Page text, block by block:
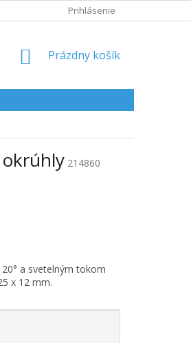
Prihlásenie
NÁKUPNÝ
Prázdny košík
okrúhly 214860
a svetelným tokom
x 12 mm.